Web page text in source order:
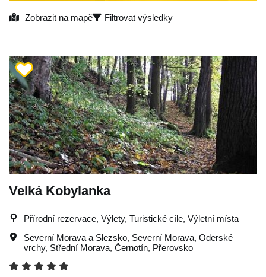
Zobrazit na mapě Filtrovat výsledky
Velká Kobylanka
Přírodní rezervace, Výlety, Turistické cíle, Výletní místa
Severní Morava a Slezsko, Severní Morava, Oderské
vrchy, Střední Morava, Černotín, Přerovsko